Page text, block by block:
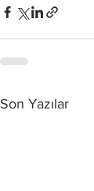
Son Yazılar